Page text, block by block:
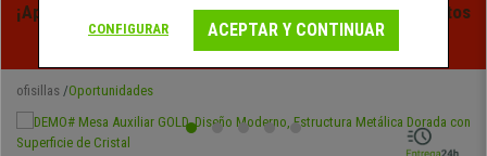
¡Aprovecha las Rebajas de Verano en Ofisillas! Descuentos
Exclusivos por Tiempo Limitado - Ver Promo
ofisillas Oportunidades
CONFIGURAR ACEPTAR Y CONTINUAR